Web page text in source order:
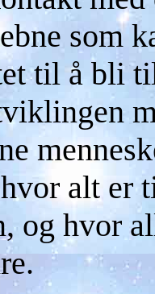
som
til å bli
alt er
og hvor